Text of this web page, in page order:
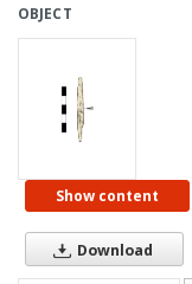
OBJECT
Show content
Download